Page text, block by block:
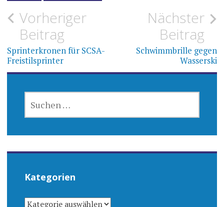
Beitragsnavigation
Vorheriger
Beitrag
Sprinterkronen für SCSA-
Freistilsprinter
Nächster
Beitrag
Schwimmbrille gegen
Wasserski
NACH:
Kategorien
KATEGORIEN